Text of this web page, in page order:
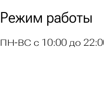
Режим работы
ПН-ВС с 10:00 до